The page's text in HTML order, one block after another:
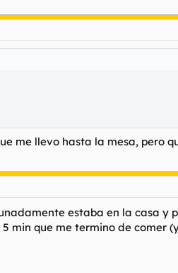
me llevo hasta la mesa, pero
estaba en la casa y
min que me termino de comer